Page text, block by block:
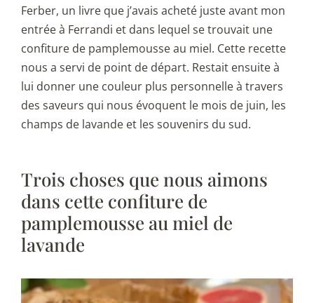
Ferber, un livre que j’avais acheté juste avant mon
entrée à Ferrandi et dans lequel se trouvait une
confiture de pamplemousse au miel. Cette recette
nous a servi de point de départ. Restait ensuite à
lui donner une couleur plus personnelle à travers
des saveurs qui nous évoquent le mois de juin, les
champs de lavande et les souvenirs du sud.
Trois choses que nous aimons
dans cette confiture de
pamplemousse au miel de
lavande